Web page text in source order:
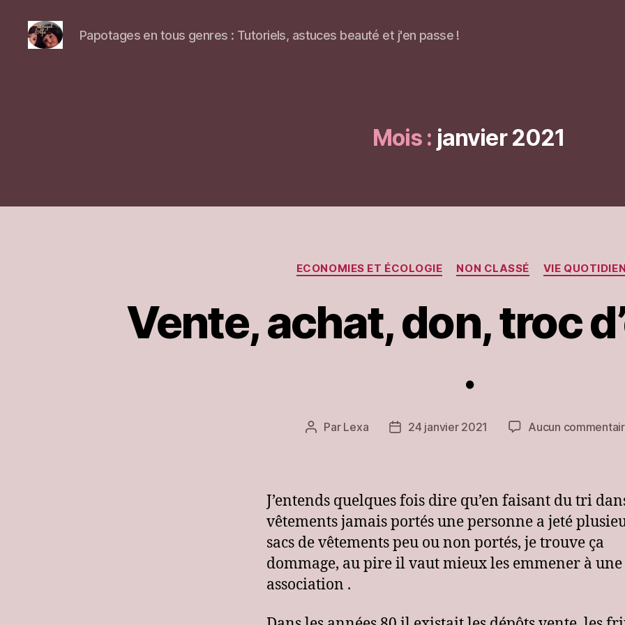
Papotages en tous genres : Tutoriels, astuces beauté et j'en passe !
Mois : janvier 2021
Catégories
ECONOMIES ET ÉCOLOGIE NON CLASSÉ VIE
Vente, achat, don, troc
.
Auteur
Par Lexa
Date24 janvier 2021 Aucun
J’entends quelques fois dire qu’en faisant du tri
vêtements jamais portés une personne a jeté
sacs de vêtements peu ou non portés, je trouve ça
dommage, au pire il vaut mieux les emmener à une
association .